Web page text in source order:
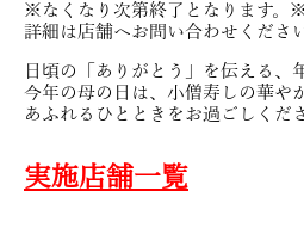
※なくなり次第終了となります。※
詳細は店舗へお問い合わせくださ
日頃の「ありがとう」を伝える、
今年の母の日は、小僧寿しの華や
あふれるひとときをお過ごしくだ
実施店舗一覧